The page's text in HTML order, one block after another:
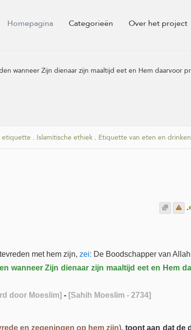
Homepagina Categorieën Over het project
wanneer Zijn dienaar zijn maaltijd eet en Hem daarvoor
. Islamitische ethiek . Etiquette van eten en drinken
.
met hem zijn, zei: De Boodschapper van
wanneer Zijn dienaar zijn maaltijd eet en Hem
door Moeslim] - [Sahih Moeslim - 2734]
en zegeningen op hem zijn), toont aan dat de